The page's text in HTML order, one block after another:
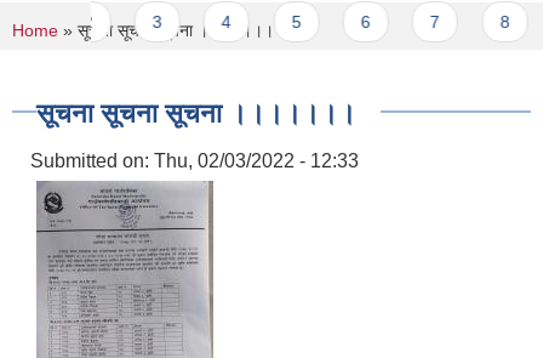
1 3 4 5
You are here
Home » सूचना सूचना सूचना ।।।।।।।
सूचना सूचना सूचना ।।।।।।।
Submitted on: Thu, 02/03/2022 - 12:33